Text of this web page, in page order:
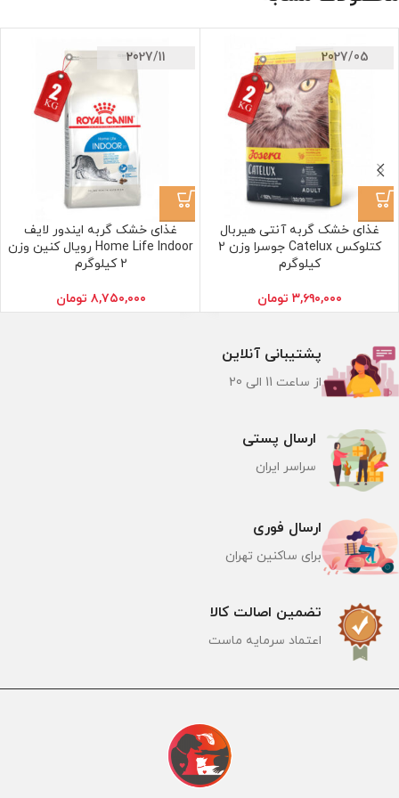
2027/05
غذای خشک گربه آنتی هیربال
کتلوکس Catelux جوسرا وزن 2
کیلوگرم
۳,۶۹۰,۰۰۰ تومان
2027/11
غذای خشک گربه ایندور لایف
Home Life Indoor رویال کنین وزن
2 کیلوگرم
۸,۷۵۰,۰۰۰ تومان
تضمین اصالت کالا
اعتماد سرمایه ماست
ارسال فوری
برای ساکنین تهران
ارسال پستی
سراسر ایران
پشتیبانی آنلاین
از ساعت 11 الی 20